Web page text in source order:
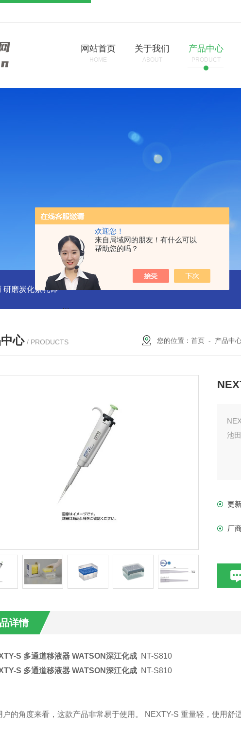
欢迎您！
来自局域网的朋友！有什么可以
帮助您的吗？
网站首页
HOME
关于我们
ABOUT
产品中心
PRODUCT
研磨炭化素乳钵 AGB-K-0.2-C01-H03池田屋！！TORAY东丽 TZP
心 / PRODUCTS 您的位置：首页 - 产品中
池
更
厂
详情
S 多通道移液器 WATSON深江化成NT-S810
S 多通道移液器 WATSON深江化成NT-S810
户的角度来看，这款产品非常易于使用。 NEXTY-S 重量轻，使用舒